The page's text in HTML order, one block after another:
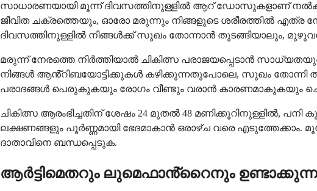
സാധാരണയായി മൂന്ന് ദിവസത്തിനുള്ളിൽ ആറ് ഡോസുകളാണ്
ജീവിത ചക്രത്തെയും, ഓരോ മരുന്നും നിങ്ങളുടെ ശരീരത്തിൽ എത്ര
ദിവസത്തിനുള്ളിൽ നിങ്ങൾക്ക് സുഖം തോന്നാൻ തുടങ്ങിയാലും,
മരുന്ന് നേരത്തെ നിർത്തിയാൽ ചികിത്സ പരാജയപ്പെടാൻ
നിങ്ങൾ ആൻ്റിബയോട്ടിക്കുകൾ കഴിക്കുന്നതുപോലെ, സുഖം തോന്നി
പരാദങ്ങൾ പെരുകുകയും രോഗം വീണ്ടും വരാൻ കാരണമാകുകയും
ചികിത്സ ആരംഭിച്ചതിന് ശേഷം 24 മുതൽ 48 മണിക്കൂറിനുള്ളിൽ,
ലക്ഷണങ്ങളും പൂർണ്ണമായി ഭേദമാകാൻ ഒരാഴ്ച വരെ എടുത്തേക്കാം.
ദാതാവിനെ ബന്ധപ്പെടുക.
ആർട്ടിമെതറും ലുമെഫാൻ്റൈനും